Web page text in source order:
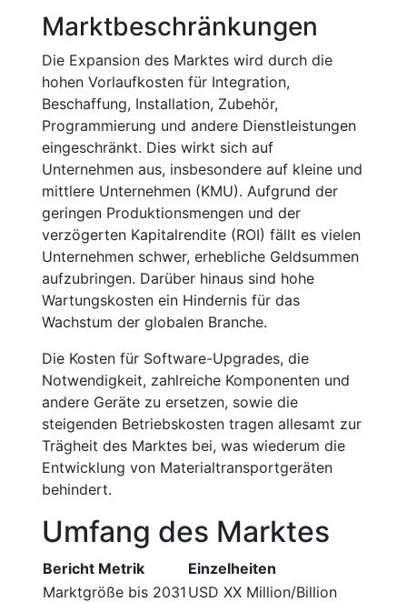
Marktbeschränkungen
Die Expansion des Marktes wird durch die
hohen Vorlaufkosten für Integration,
Beschaffung, Installation, Zubehör,
Programmierung und andere Dienstleistungen
eingeschränkt. Dies wirkt sich auf
Unternehmen aus, insbesondere auf kleine und
mittlere Unternehmen (KMU). Aufgrund der
geringen Produktionsmengen und der
verzögerten Kapitalrendite (ROI) fällt es vielen
Unternehmen schwer, erhebliche Geldsummen
aufzubringen. Darüber hinaus sind hohe
Wartungskosten ein Hindernis für das
Wachstum der globalen Branche.
Die Kosten für Software-Upgrades, die
Notwendigkeit, zahlreiche Komponenten und
andere Geräte zu ersetzen, sowie die
steigenden Betriebskosten tragen allesamt zur
Trägheit des Marktes bei, was wiederum die
Entwicklung von Materialtransportgeräten
behindert.
Umfang des Marktes
Bericht Metrik
Einzelheiten
Marktgröße bis 2031 USD XX Million/Billion